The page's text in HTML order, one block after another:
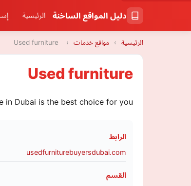
دليل المواقع الساخنة الرئيسية
الرئيسية › مواقع خدمات ›
Used furniture
Used furniture
Dubai is the best choice for you.
الرابط
usedfurniturebuyersdubai.com
القسم